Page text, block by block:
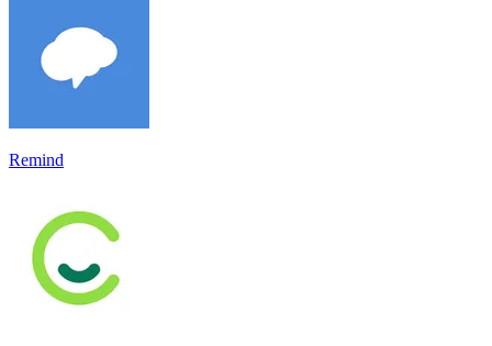
Remind